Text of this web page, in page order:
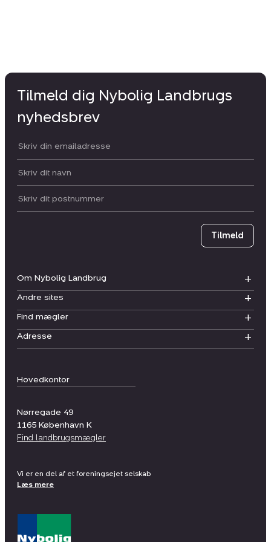
Hovedkontor
Nørregade 49
1165 København K
Find landbrugsmægler
Om Nybolig Landbrug
Andre sites
Find mægler
Adresse
Tilmeld dig Nybolig Landbrugs
nyhedsbrev
Din email:
Dit navn:
Postnummer
Tilmeld
Vi er en del af et foreningsejet selskab
Læs mere